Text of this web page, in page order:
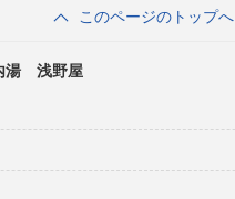
ゾート／民泊
このページのトップへ
湯 浅野屋